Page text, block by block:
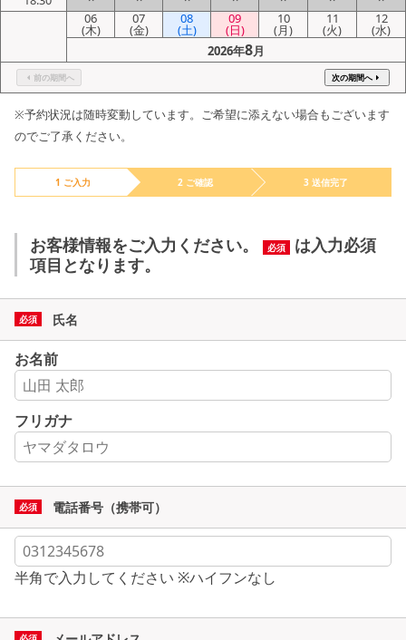
06
(木)
07
(金)
08
(土)
09
(日)
10
(月)
11
(火)
12
(水)
2026年8月
前の期間へ 次の期間へ
※予約状況は随時変動しています。ご希望に添えない場合もございます
のでご了承ください。
1 ご入力 2 ご確認 3 送信完了
お客様情報をご入力ください。 必須
は入力必須
項目となります。
氏名
お名前
フリガナ
電話番号（携帯可）
半角で入力してください ※ハイフンなし